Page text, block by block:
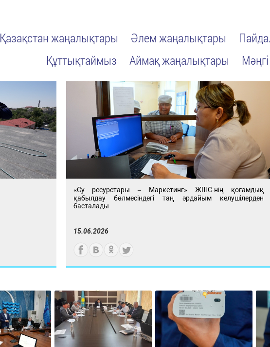
Қазақстан жаңалықтары Әлем жаңалықтары
Құттықтаймыз
Аймақ жаңалықтары
«Су ресурстары – Маркетинг» ЖШС-нің қоғамдық
қабылдау бөлмесіндегі таң әрдайым келушілерден
басталады
15.06.2026